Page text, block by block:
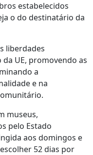
estabelecidos
o do destinatário da
liberdades
UE, promovendo as
a
e na
museus,
pelo Estado
aos domingos e
52 dias por